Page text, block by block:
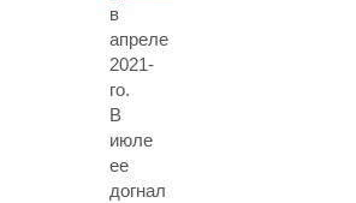
в
апреле
2021-
го.
В
июле
ее
догнал